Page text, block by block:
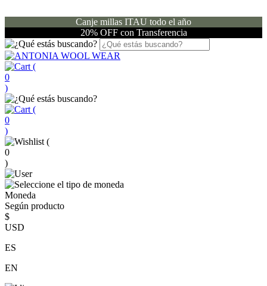
Canje millas ITAU todo el año
20% OFF con Transferencia
(
0
)
(
0
)
(
0
)
Moneda
Según producto
$
USD
ES
EN